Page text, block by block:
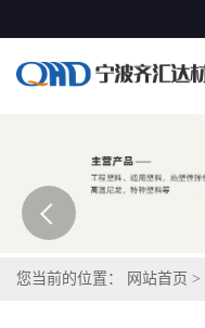
您当前的位置： 网站首页 >